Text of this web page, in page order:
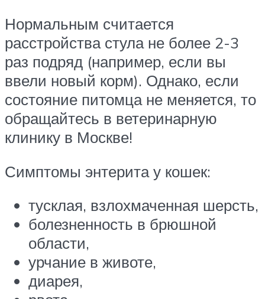
Нормальным считается
расстройства стула не более 2-3
раз подряд (например, если вы
ввели новый корм). Однако, если
состояние питомца не меняется, то
обращайтесь в ветеринарную
клинику в Москве!
Симптомы энтерита у кошек:
тусклая, взлохмаченная шерсть,
болезненность в брюшной
области,
урчание в животе,
диарея,